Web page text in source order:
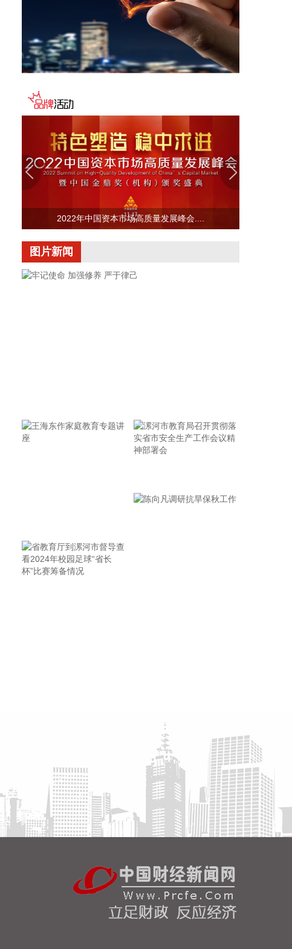
决方案，合力打造重庆“人工智能+不动产”产业标杆项
2026-08-08 17:41:26
当地时间8日凌晨，由共和党控制的美国参议院以50
任司法部长。 当地时间6月8日，美国白宫表示，总
统特朗普向美国参议院提交托德·布兰奇出任司法部长
法部长，由副部长布兰奇代理。
2026-08-08 16:58:19
据“浦东发布”微信公众号消息，上海市文化旅游局介
绍，台风“白海豚”逼近，上海迪士尼、乐高乐园等多
家景点已临时闭园或调整运营时间。
2026-08-08 16:58:16
据群众新闻，8月5日22时，陕西移动在商洛市镇安县
受汛情影响区域启动5G异网漫游工作，向其他运营商
客户提供5G网络漫游接入服务。该技术用于应急场
美国国会参议院8日通过一项联邦政府临时拨款法
案，以避免联邦政府在现行预算到期后“停摆”。
据浙江日报，当前，浙江省防御13号台风“白海豚”到
调，与台风“巴威”相比，“白海豚”可能强度更强、持
续时间更长、造成影响更大。要高度警觉、闻令而
杰瑞股份(002353)8月8日在互动平台表示，公司与中
今天13时，台风“白海豚”中心位于距离浙江省温州市
东偏南方向约465公里的洋面上，中心附近最大风力
14级，45米/秒。虽然离浙江还有一定距离，但“白海
豚”外围云系今天上午已经在江苏南部、安徽东南部、
大部将有大到暴雨，其中上海南部、浙江东部有特大
暴雨，局地日降雨量将达到400毫米甚至500毫米以
上，极端性较强，需注意防范。
2022年中国资本市场高质量发展峰会....
图片新闻
座
实省市安全生产工作会议